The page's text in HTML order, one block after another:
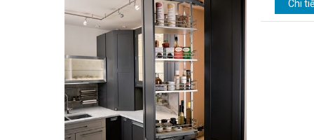
Chi